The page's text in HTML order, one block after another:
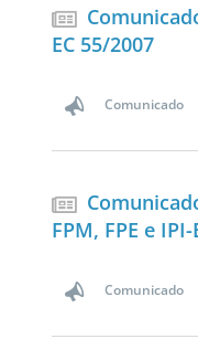
EC 55/2007
Comunicado
FPM, FPE e IPI-
Comunicado